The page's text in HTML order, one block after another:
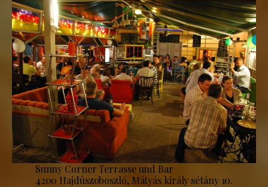
Sunny Corner Terrasse und Bar
4200 Hajdúszoboszló, Mátyás király sétány 10.